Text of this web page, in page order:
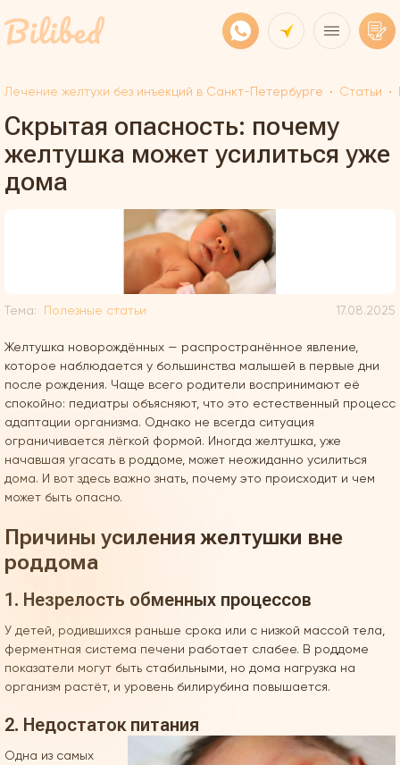
Лечение желтухи без инъекций в Санкт-Петербурге Статьи
Скрытая опасность: почему
желтушка может усилиться уже
дома
Тема: Полезные статьи 17.08.2025
Желтушка новорождённых — распространённое явление,
которое наблюдается у большинства малышей в первые дни
после рождения. Чаще всего родители воспринимают её
спокойно: педиатры объясняют, что это естественный процесс
адаптации организма. Однако не всегда ситуация
ограничивается лёгкой формой. Иногда желтушка, уже
начавшая угасать в роддоме, может неожиданно усилиться
дома. И вот здесь важно знать, почему это происходит и чем
может быть опасно.
Причины усиления желтушки вне
роддома
1. Незрелость обменных процессов
У детей, родившихся раньше срока или с низкой массой тела,
ферментная система печени работает слабее. В роддоме
показатели могут быть стабильными, но дома нагрузка на
организм растёт, и уровень билирубина повышается.
2. Недостаток питания
Одна из самых